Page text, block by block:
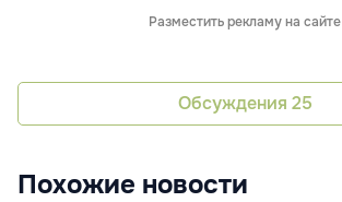
Разместить рекламу на сайте
Обсуждения 25
Похожие новости